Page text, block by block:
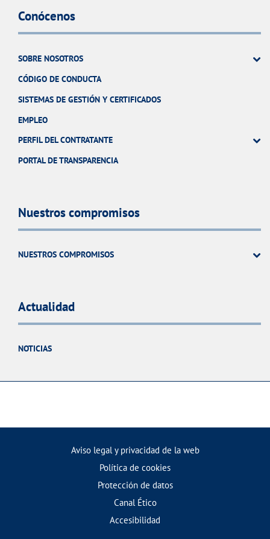
Conócenos
SOBRE NOSOTROS
CÓDIGO DE CONDUCTA
SISTEMAS DE GESTIÓN Y CERTIFICADOS
EMPLEO
PERFIL DEL CONTRATANTE
PORTAL DE TRANSPARENCIA
Nuestros compromisos
NUESTROS COMPROMISOS
Actualidad
NOTICIAS
Aviso legal y privacidad de la web
Política de cookies
Protección de datos
Canal Ético
Accesibilidad